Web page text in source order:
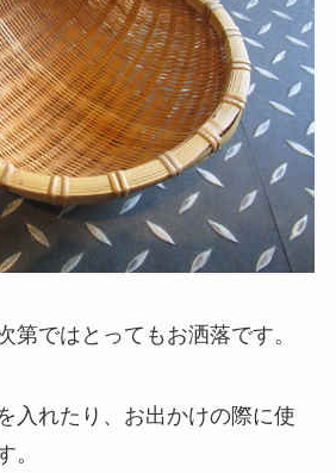
第ではとってもお洒落です。
入れたり、お出かけの際に使
。